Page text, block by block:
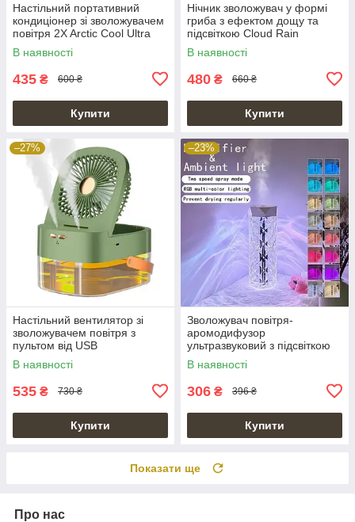
Настільний портативний
кондиціонер зі зволожувачем
повітря 2X Arctic Cool Ultra
Pro
В наявності
435 ₴ 600 ₴
Купити
Нічник зволожувач у формі
гриба з ефектом дощу та
підсвіткою Cloud Rain
Humidifier
В наявності
480 ₴ 660 ₴
Купити
–27%
Настільний вентилятор зі
зволожувачем повітря з
пультом від USB
В наявності
535 ₴ 730 ₴
Купити
–23%
Зволожувач повітря-
аромодифузор
ультразвуковий з підсвіткою
на 400 мл Air Purifier Crystal
В наявності
306 ₴ 396 ₴
Купити
Показати ще
Про нас